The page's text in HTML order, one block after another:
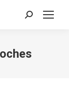
Search: